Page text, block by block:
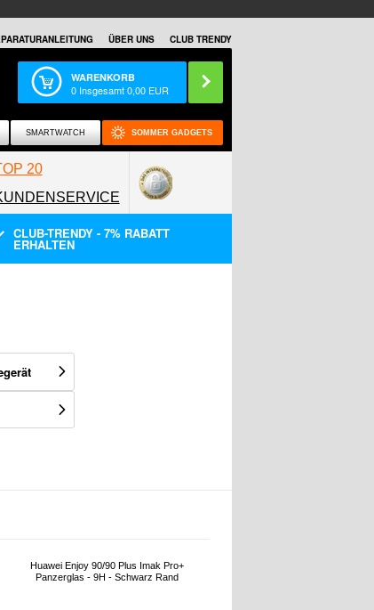
ÜBER UNS CLUB TRENDY
WARENKORB
0 Insgesamt0,00 EUR
SMARTWATCH SOMMER GADGETS
20
CLUB-TRENDY - 7% RABATT
ERHALTEN
Huawei Enjoy 90/90 Plus Imak Pro+
Panzerglas - 9H - Schwarz Rand